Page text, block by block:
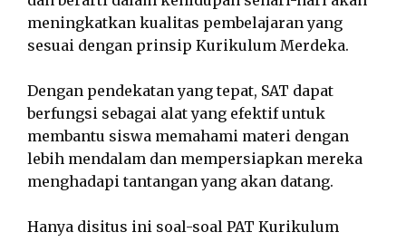
meningkatkan kualitas pembelajaran yang
sesuai dengan prinsip Kurikulum Merdeka.
Dengan pendekatan yang tepat, SAT dapat
berfungsi sebagai alat yang efektif untuk
membantu siswa memahami materi dengan
lebih mendalam dan mempersiapkan mereka
menghadapi tantangan yang akan datang.
Hanya disitus ini soal-soal PAT Kurikulum